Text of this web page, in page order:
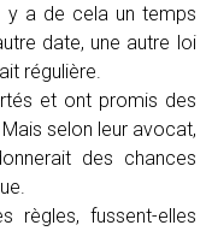
y a de cela un temps
date, une autre loi
régulière.
et ont promis des
selon leur avocat,
des chances
règles, fussent-elles